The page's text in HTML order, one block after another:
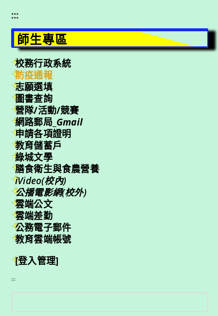
:::
師生專區
校務行政系統
防疫通報
志願選填
圖書查詢
營隊/活動/競賽
網路郵局_ Gmail
申請各項證明
教育儲蓄戶
綠城文學
膳食衛生與食農營養
iVideo(校內)
公播電影網(校外)
雲端公文
雲端差勤
公務電子郵件
教育雲端帳號
[登入管理]
:::
搜
尋